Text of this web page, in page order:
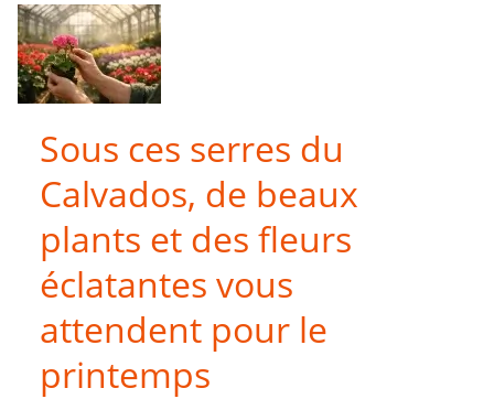
Sous ces serres du
Calvados, de beaux
plants et des fleurs
éclatantes vous
attendent pour le
printemps